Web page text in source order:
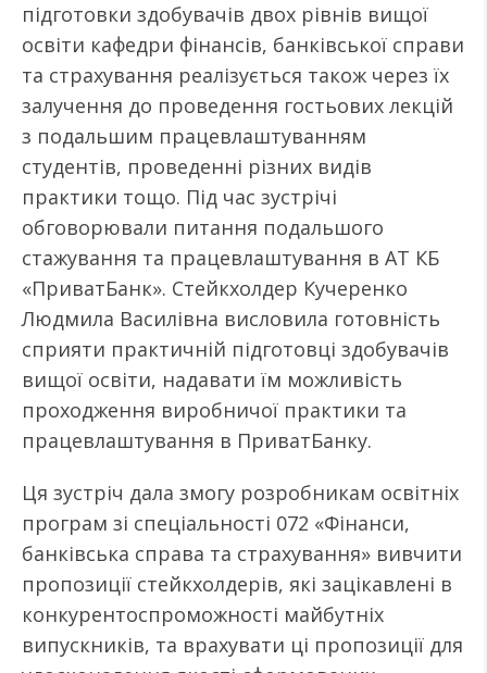
підготовки здобувачів двох рівнів вищої
освіти кафедри фінансів, банківської справи
та страхування реалізується також через їх
залучення до проведення гостьових лекцій
з подальшим працевлаштуванням
студентів, проведенні різних видів
практики тощо. Під час зустрічі
обговорювали питання подальшого
стажування та працевлаштування в АТ КБ
«ПриватБанк». Стейкхолдер Кучеренко
Людмила Василівна висловила готовність
сприяти практичній підготовці здобувачів
вищої освіти, надавати їм можливість
проходження виробничої практики та
працевлаштування в ПриватБанку.
Ця зустріч дала змогу розробникам освітніх
програм зі спеціальності 072 «Фінанси,
банківська справа та страхування» вивчити
пропозиції стейкхолдерів, які зацікавлені в
конкурентоспроможності майбутніх
випускників, та врахувати ці пропозиції для